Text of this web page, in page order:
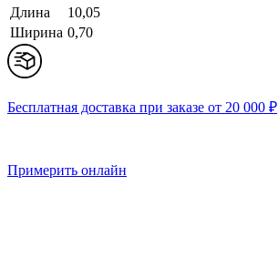
Длина
10,05
Ширина 0,70
Бесплатная доставка при заказе от 20 000 ₽
Примерить онлайн